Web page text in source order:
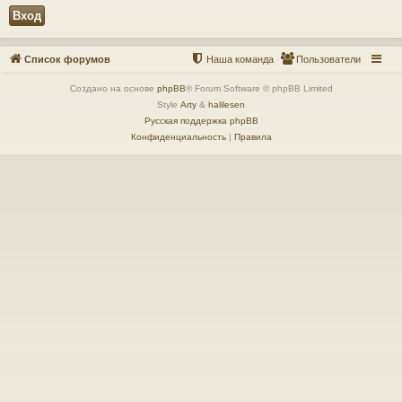
Список форумов Пользователи
Наша команда
Создано на основе phpBB® Forum Software © phpBB Limited
Style Arty & halilesen
Русская поддержка phpBB
Конфиденциальность| Правила